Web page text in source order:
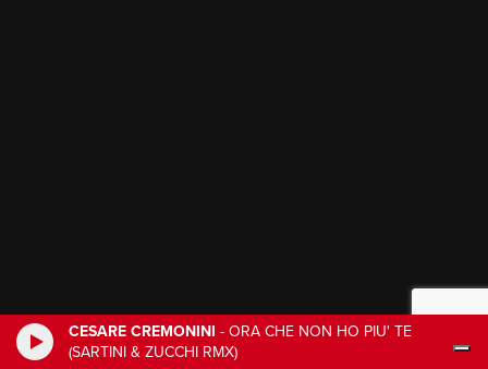
CESARE CREMONINI - ORA CHE NON HO PIU' TE
(SARTINI & ZUCCHI RMX)